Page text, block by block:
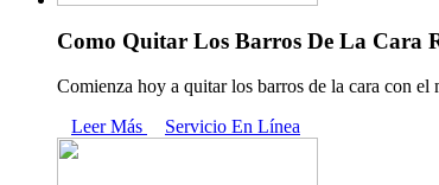
Como Quitar Los Barros De La Cara
Comienza hoy a quitar los barros de la cara con
Leer Más
Servicio En Línea